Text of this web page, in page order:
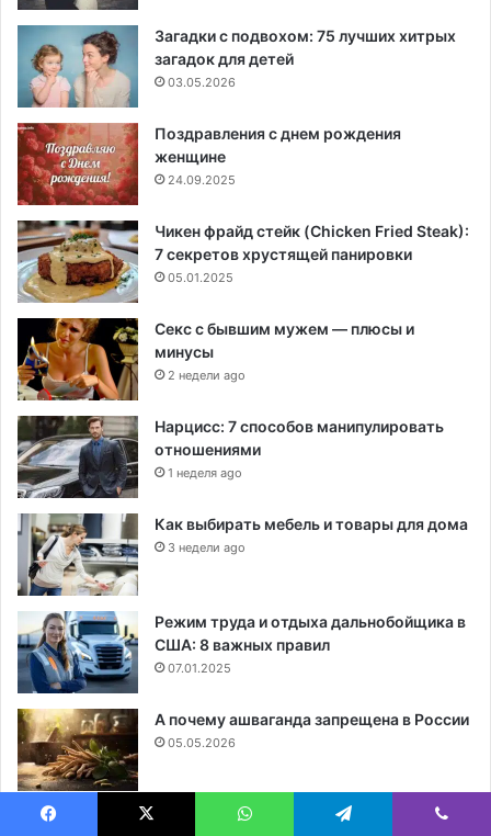
Загадки с подвохом: 75 лучших хитрых
загадок для детей
03.05.2026
Поздравления с днем рождения
женщине
24.09.2025
Чикен фрайд стейк (Chicken Fried Steak):
7 секретов хрустящей панировки
05.01.2025
Секс с бывшим мужем — плюсы и
минусы
2 недели ago
Нарцисс: 7 способов манипулировать
отношениями
1 неделя ago
Как выбирать мебель и товары для дома
3 недели ago
Режим труда и отдыха дальнобойщика в
США: 8 важных правил
07.01.2025
А почему ашваганда запрещена в России
05.05.2026
Стрелковые тренажеры: 8